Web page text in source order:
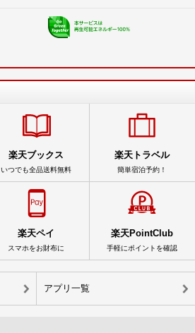
楽天ブックス
いつでも全品送料無料
楽天トラベル
簡単宿泊予約！
楽天ペイ
スマホをお財布に
楽天PointClub
手軽にポイントを確認
アプリ一覧